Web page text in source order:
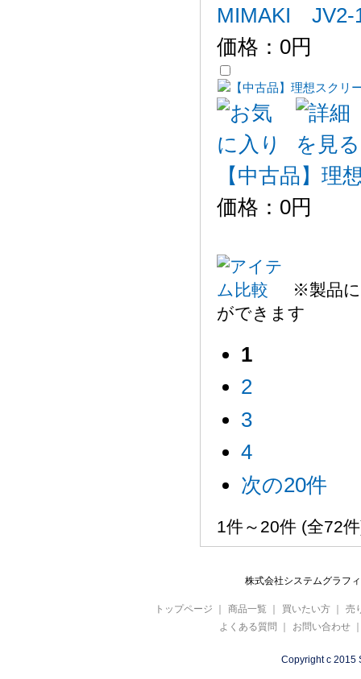
MIMAKI JV2-
価格： 0円
【中古品】
価格： 0円
※製品
ができます
1
2
3
4
次の20件
1件～20件 (全72
株式会社システムグラ
トップページ 商品一覧 買いたい方
売
よくある質問
お問い合わせ
Copyright c 2015